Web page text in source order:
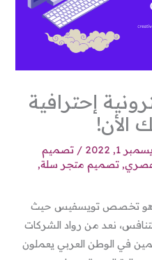
إحترافية
1, 2022
/تصميم
,تصميم متجر سلة,
هو تخصص تويسفيس حيث
نعد من رواد الشركات
في الوطن العربي يعملون